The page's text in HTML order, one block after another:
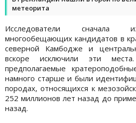
метеорита
Исследователи сначала
многообещающих кандидатов в
северной Камбодже и
вскоре исключили эти
предполагаемые
намного старше и были
породах, относящихся к
252 миллионов лет назад до
назад.